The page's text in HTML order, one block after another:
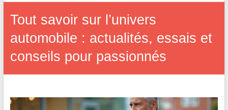
Tout savoir sur l’univers
automobile : actualités, essais et
conseils pour passionnés